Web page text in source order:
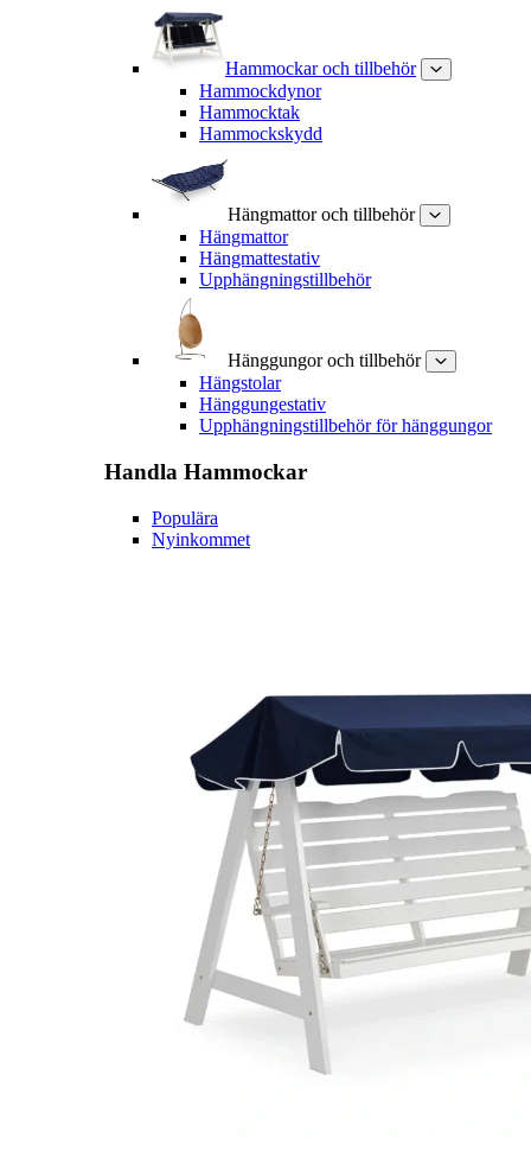
Hammockar och tillbehör
Hammockdynor
Hammocktak
Hammockskydd
Hängmattor och tillbehör
Hängmattor
Hängmattestativ
Upphängningstillbehör
Hänggungor och tillbehör
Hängstolar
Hänggungestativ
Upphängningstillbehör för hänggungor
Handla Hammockar
Populära
Nyinkommet